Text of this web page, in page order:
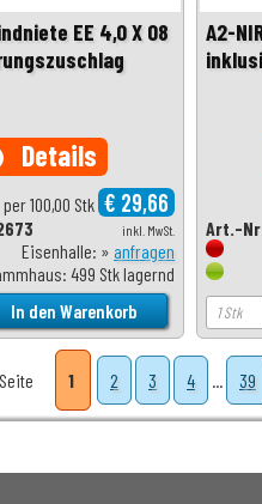
EE 4,0 X 08
Details
per 100,00 Stk € 29,66
inkl. MwSt.
Eisenhalle: » anfragen
499 Stk lagernd
A2-
Art.-
Seite 1 2 3 4 ... 39